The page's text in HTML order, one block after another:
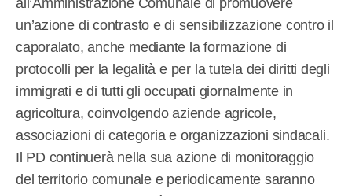
all’Amministrazione Comunale di promuovere
un’azione di contrasto e di sensibilizzazione contro il
caporalato, anche mediante la formazione di
protocolli per la legalità e per la tutela dei diritti degli
immigrati e di tutti gli occupati giornalmente in
agricoltura, coinvolgendo aziende agricole,
associazioni di categoria e organizzazioni sindacali.
Il PD continuerà nella sua azione di monitoraggio
del territorio comunale e periodicamente saranno